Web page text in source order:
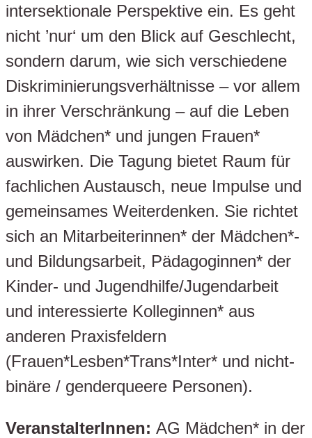
intersektionale Perspektive ein. Es geht
nicht ’nur‘ um den Blick auf Geschlecht,
sondern darum, wie sich verschiedene
Diskriminierungsverhältnisse – vor allem
in ihrer Verschränkung – auf die Leben
von Mädchen* und jungen Frauen*
auswirken. Die Tagung bietet Raum für
fachlichen Austausch, neue Impulse und
gemeinsames Weiterdenken. Sie richtet
sich an Mitarbeiterinnen* der Mädchen*-
und Bildungsarbeit, Pädagoginnen* der
Kinder- und Jugendhilfe/Jugendarbeit
und interessierte Kolleginnen* aus
anderen Praxisfeldern
(Frauen*Lesben*Trans*Inter* und nicht-
binäre / genderqueere Personen).
VeranstalterInnen: AG Mädchen* in der